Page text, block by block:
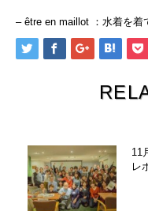
– être en maillot ：水着を着
11
レ